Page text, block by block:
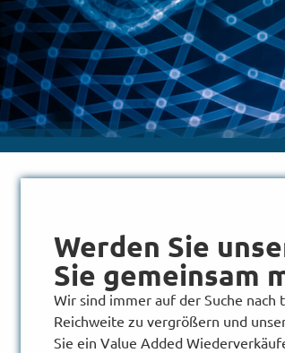
Werden Sie
Sie gemeinsam
Wir sind immer auf der Suche
Reichweite zu vergrößern und
Sie ein Value Added